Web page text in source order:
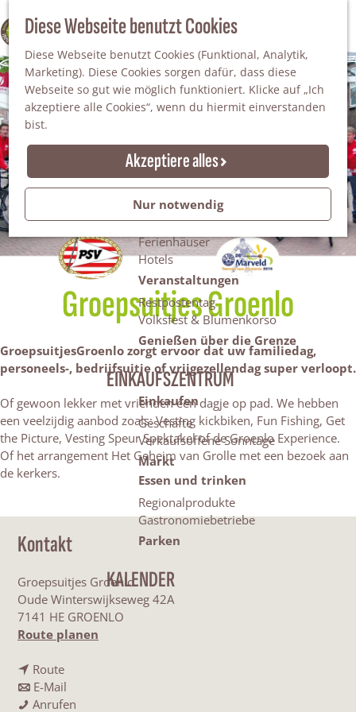
Diese Webseite benutzt Cookies
Diese Webseite benutzt Cookies (Funktional, Analytik,
Marketing). Diese Cookies sorgen dafür, dass diese
Webseite so gut wie möglich funktioniert. Klicke auf „Ich
akzeptiere alle Cookies“, wenn du hiermit einverstanden
bist.
Akzeptiere alles
Nur notwendig
100% WINTERSWIJK
S
u
c
h
e
n
M
e
n
ü
Da staunt man!
Freiheitsbäume
Natur
Naturgebiete
Nationaler Landschaftspark Winterswijk
Der Steingrube
Gärten & Parks
Übernachten
Campingplätze & Ferienparks
Gruppenunterkünfte
Bed & Breakfasts
Ferienhäuser
Hotels
Veranstaltungen
Restpostentag
Volksfest & Blumenkorso
Genießen über die Grenze
EINKAUFSZENTRUM
Einkaufen
Geschäfte
Verkaufsoffene Sonntage
Markt
Essen und trinken
Regionalprodukte
Gastronomiebetriebe
Parken
KALENDER
Groepsuitjes Groenlo
GroepsuitjesGroenlo zorgt ervoor dat uw familiedag,
personeels-, bedrijfsuitje of vrijgezellendag super verloopt.
Of gewoon lekker met vrienden een dagje op pad. We hebben
een veelzijdig aanbod zoals: Vesting kickbiken, Fun Fishing, Get
the Picture, Vesting Speur Spektakel of de Groenlo Experience.
Of het arrangement Het Geheim van Grolle met een bezoek aan
de kerkers.
Kontakt
Groepsuitjes Groenlo
Oude Winterswijkseweg 42A
7141 HE GROENLO
Route planen
Routeb
i
s
E-Mail
i
Anrufen